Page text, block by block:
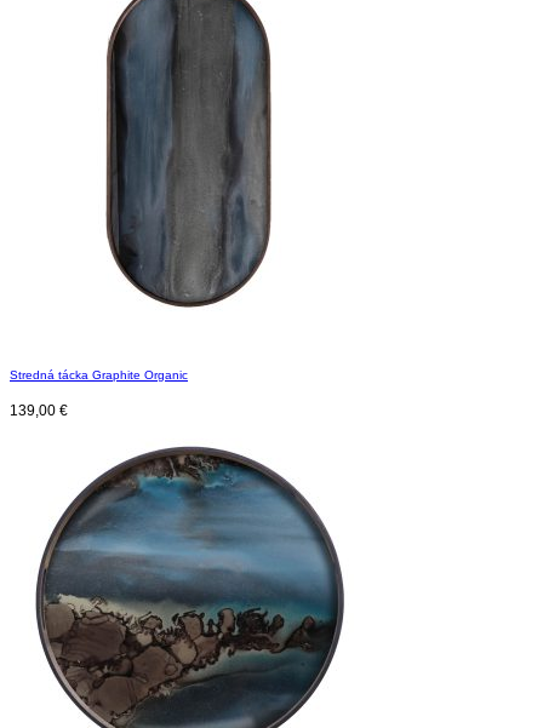
Stredná tácka Graphite Organic
139,00 €